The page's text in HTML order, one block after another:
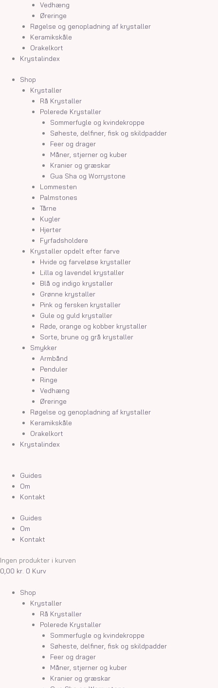
Vedhæng
Øreringe
Røgelse og genopladning af krystaller
Keramikskåle
Orakelkort
Krystalindex
Shop
Krystaller
Rå Krystaller
Polerede Krystaller
Sommerfugle og kvindekroppe
Søheste, delfiner, fisk og skildpadder
Feer og drager
Måner, stjerner og kuber
Kranier og græskar
Gua Sha og Worrystone
Lommesten
Palmstones
Tårne
Kugler
Hjerter
Fyrfadsholdere
Krystaller opdelt efter farve
Hvide og farveløse krystaller
Lilla og lavendel krystaller
Blå og indigo krystaller
Grønne krystaller
Pink og fersken krystaller
Gule og guld krystaller
Røde, orange og kobber krystaller
Sorte, brune og grå krystaller
Smykker
Armbånd
Penduler
Ringe
Vedhæng
Øreringe
Røgelse og genopladning af krystaller
Keramikskåle
Orakelkort
Krystalindex
Guides
Om
Kontakt
Guides
Om
Kontakt
Ingen produkter i kurven
0,00 kr. 0 Kurv
Shop
Krystaller
Rå Krystaller
Polerede Krystaller
Sommerfugle og kvindekroppe
Søheste, delfiner, fisk og skildpadder
Feer og drager
Måner, stjerner og kuber
Kranier og græskar